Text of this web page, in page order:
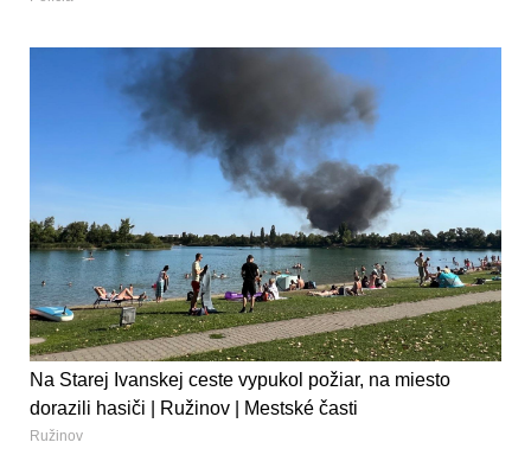
Na Starej Ivanskej ceste vypukol požiar, na miesto
dorazili hasiči | Ružinov | Mestské časti
Ružinov